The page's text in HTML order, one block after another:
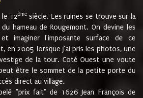
12èmesiècle. Les ruines se trouve sur la
hameau de Rougemont. On devine les
imaginer l'imposante surface de ce
en 2005 lorsque j'ai pris les photos, une
de la tour. Coté Ouest une voute
être le sommet de la petite porte du
direct au village.
"prix fait" de 1626 Jean François de